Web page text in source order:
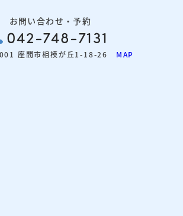
お問い合わせ・予約
042-748-7131
座間市相模が丘1-18-26 MAP